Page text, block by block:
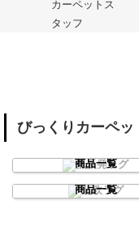
びっくりカーペ
商品一覧
商品一覧